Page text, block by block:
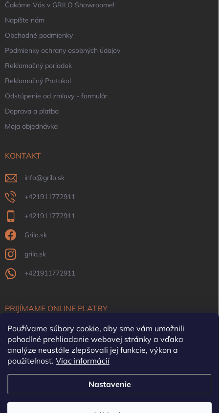
Používame súbory cookie, aby sme vám umožnili
pohodlné prehliadanie webovej stránky a vďaka
analýze neustále zlepšovali jej funkcie, výkon a
použiteľnosť. Viac informácií
Nastavenie
Čakáme Vás v GRILO Showroome!
Napíšte nám
Obchodné podmienky
Podmienky ochrany osobných údajov
Reklamačný poriadok
Reklamačný Protokol
Odstúpenie od zmluvy - formulár
Doprava a platba
Moja objednávka
KONTAKT
info@grilo.sk
+421911772911
+421911772911
Grilo.sk
grilo.sk
+421911772911
PRIJÍMAME ONLINE PLATBY
OFYR Slovensko Krby, pece, komíny
. Všetky práva vyhradené.